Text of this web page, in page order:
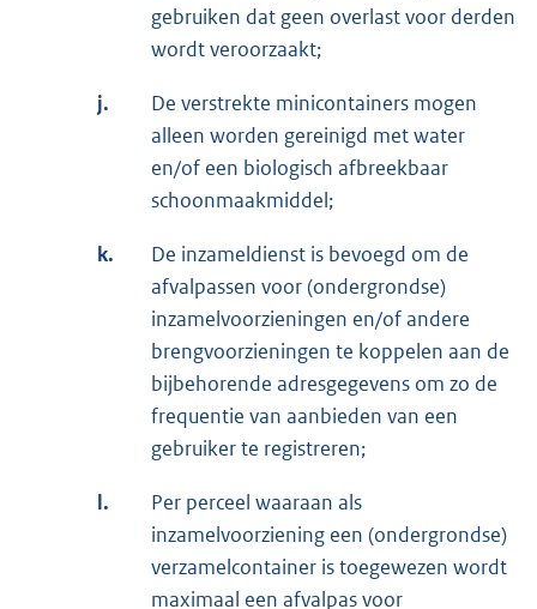
gebruiken dat geen overlast voor derden
wordt veroorzaakt;
j.
De verstrekte minicontainers mogen
alleen worden gereinigd met water
en/of een biologisch afbreekbaar
schoonmaakmiddel;
k.
De inzameldienst is bevoegd om de
afvalpassen voor (ondergrondse)
inzamelvoorzieningen en/of andere
brengvoorzieningen te koppelen aan de
bijbehorende adresgegevens om zo de
frequentie van aanbieden van een
gebruiker te registreren;
l.
Per perceel waaraan als
inzamelvoorziening een (ondergrondse)
verzamelcontainer is toegewezen wordt
maximaal een afvalpas voor